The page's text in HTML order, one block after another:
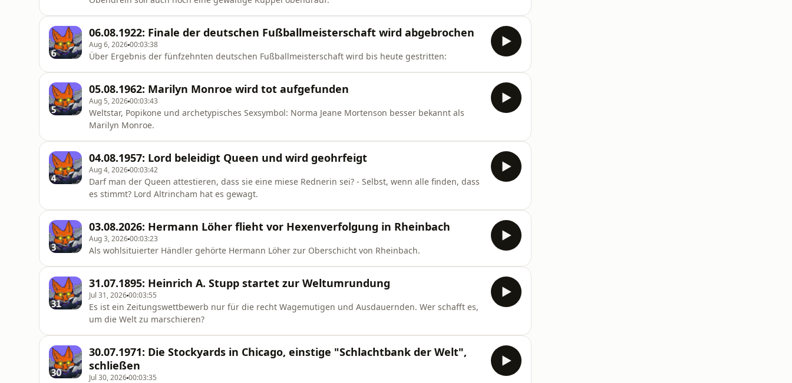
06.08.1922: Finale der deutschen Fußballmeisterschaft wird abgebrochen
Aug 6, 202600:03:38
Über Ergebnis der fünfzehnten deutschen Fußballmeisterschaft wird bis heute gestritten:
05.08.1962: Marilyn Monroe wird tot aufgefunden
Aug 5, 202600:03:43
Weltstar, Popikone und archetypisches Sexsymbol: Norma Jeane Mortenson besser bekannt als
Marilyn Monroe.
04.08.1957: Lord beleidigt Queen und wird geohrfeigt
Aug 4, 202600:03:42
Darf man der Queen attestieren, dass sie eine miese Rednerin sei? - Selbst, wenn alle finden, dass
es stimmt? Lord Altrincham hat es gewagt.
03.08.2026: Hermann Löher flieht vor Hexenverfolgung in Rheinbach
Aug 3, 202600:03:23
Als wohlsituierter Händler gehörte Hermann Löher zur Oberschicht von Rheinbach.
31.07.1895: Heinrich A. Stupp startet zur Weltumrundung
Jul 31, 202600:03:55
Es ist ein Zeitungswettbewerb nur für die recht Wagemutigen und Ausdauernden. Wer schafft es,
um die Welt zu marschieren?
30.07.1971: Die Stockyards in Chicago, einstige "Schlachtbank der Welt",
schließen
Jul 30, 202600:03:35